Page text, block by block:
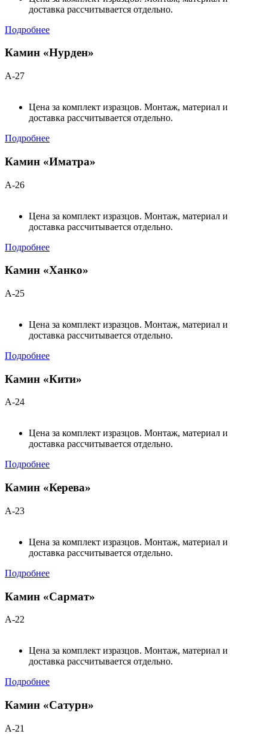
доставка рассчитывается отдельно.
Подробнее
Камин «Нурден»
А-27
Цена за комплект изразцов. Монтаж, материал и
доставка рассчитывается отдельно.
Подробнее
Камин «Иматра»
А-26
Цена за комплект изразцов. Монтаж, материал и
доставка рассчитывается отдельно.
Подробнее
Камин «Ханко»
А-25
Цена за комплект изразцов. Монтаж, материал и
доставка рассчитывается отдельно.
Подробнее
Камин «Кити»
А-24
Цена за комплект изразцов. Монтаж, материал и
доставка рассчитывается отдельно.
Подробнее
Камин «Керева»
А-23
Цена за комплект изразцов. Монтаж, материал и
доставка рассчитывается отдельно.
Подробнее
Камин «Сармат»
А-22
Цена за комплект изразцов. Монтаж, материал и
доставка рассчитывается отдельно.
Подробнее
Камин «Сатурн»
А-21